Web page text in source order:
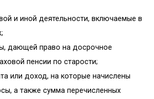
и иной деятельности, включаемые в
дающей право на досрочное
пенсии по старости;
или доход, на которые начислены
а также сумма перечисленных